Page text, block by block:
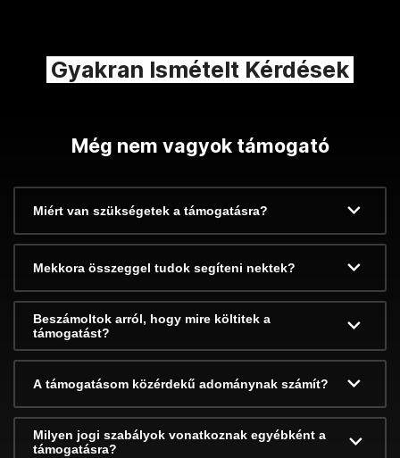
Gyakran Ismételt Kérdések
Még nem vagyok támogató
Miért van szükségetek a támogatásra?
Mekkora összeggel tudok segíteni nektek?
Beszámoltok arról, hogy mire költitek a
támogatást?
A támogatásom közérdekű adománynak számít?
Milyen jogi szabályok vonatkoznak egyébként a
támogatásra?